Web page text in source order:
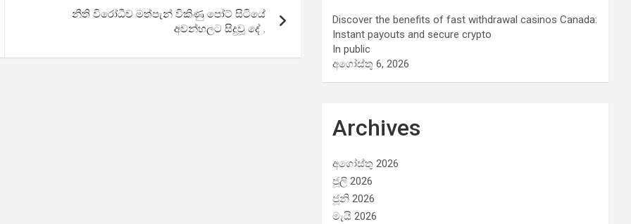
නීති විරෝධීව මත්පැන් විකිණු පෝට් සිටියේ
අවන්හලට සිදුවූ දේ .
Discover the benefits of fast withdrawal casinos Canada:
Instant payouts and secure crypto
In public
අගෝස්තු 6, 2026
Archives
අගෝස්තු 2026
ජූලි 2026
ජූනි 2026
මැයි 2026